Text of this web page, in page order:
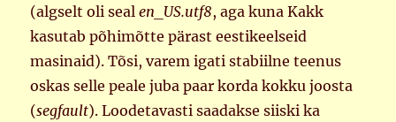
(algselt oli sealen_US.utf8, aga kuna Kakk
kasutab põhimõtte pärast eestikeelseid
masinaid). Tõsi, varem igati stabiilne teenus
oskas selle peale juba paar korda kokku joosta
(segfault). Loodetavasti saadakse siiski ka